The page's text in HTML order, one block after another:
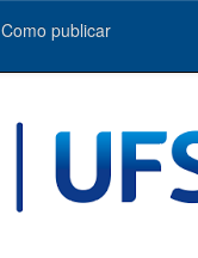
Como publicar